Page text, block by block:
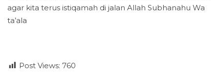
agar kita terus istiqamah di jalan Allah Subhanahu Wa
ta’ala
Post Views: 760